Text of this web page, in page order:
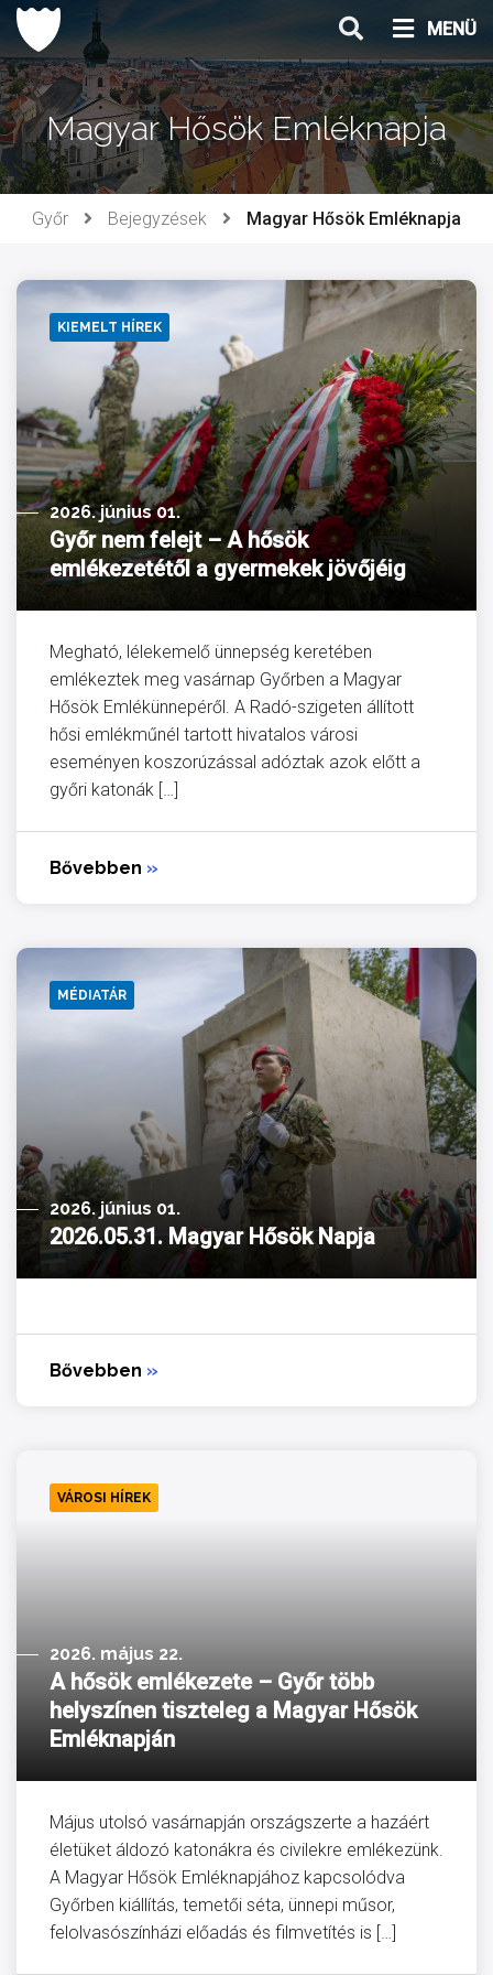
Ugrás
tartalomhoz
MENÜ
Magyar Hősök Emléknapja
Győr Bejegyzések Magyar Hősök Emléknapja
KIEMELT HÍREK
2026. június 01.
Győr nem felejt – A hősök
emlékezetétől a gyermekek jövőjéig
Megható, lélekemelő ünnepség keretében
emlékeztek meg vasárnap Győrben a Magyar
Hősök Emlékünnepéről. A Radó-szigeten állított
hősi emlékműnél tartott hivatalos városi
eseményen koszorúzással adóztak azok előtt a
győri katonák […]
Bővebben »
MÉDIATÁR
2026. június 01.
2026.05.31. Magyar Hősök Napja
Bővebben »
VÁROSI HÍREK
2026. május 22.
A hősök emlékezete – Győr több
helyszínen tiszteleg a Magyar Hősök
Emléknapján
Május utolsó vasárnapján országszerte a hazáért
életüket áldozó katonákra és civilekre emlékezünk.
A Magyar Hősök Emléknapjához kapcsolódva
Győrben kiállítás, temetői séta, ünnepi műsor,
felolvasószínházi előadás és filmvetítés is […]